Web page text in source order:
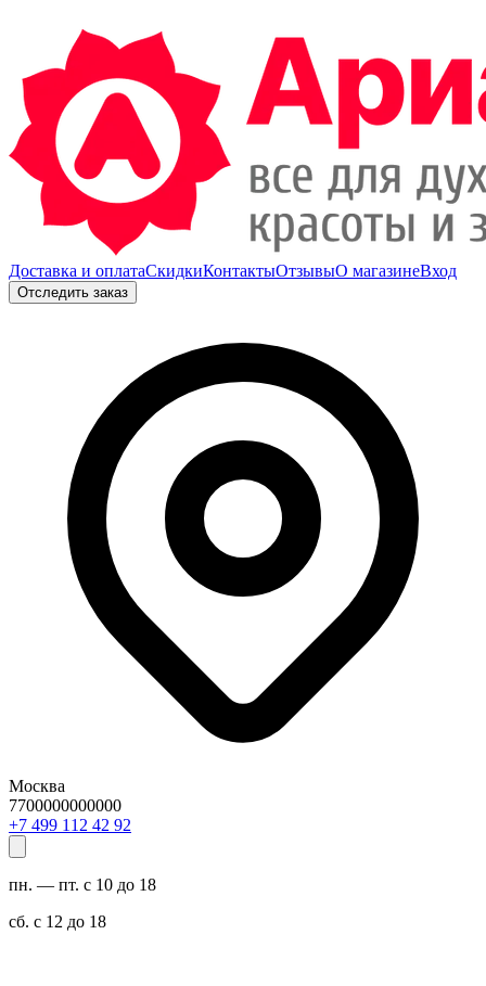
Доставка и оплатаСкидкиКонтактыОтзывыО магазинеВход
Отследить заказ
Москва
7700000000000
29 24 211 994 7+
пн. — пт. с 10 до 18
сб. с 12 до 18